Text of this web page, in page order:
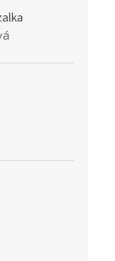
5 hvězdiček.